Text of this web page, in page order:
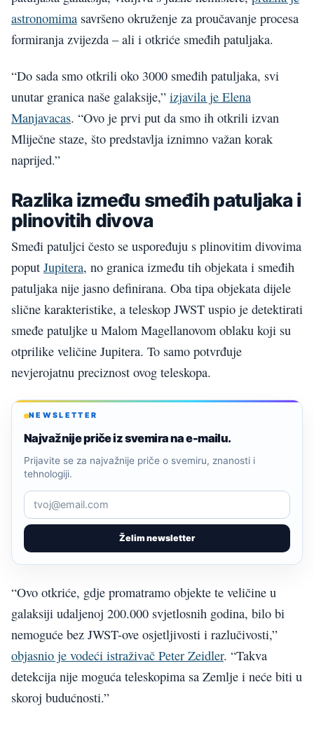
astronomima savršeno okruženje za proučavanje procesa
formiranja zvijezda – ali i otkriće smeđih patuljaka.
“Do sada smo otkrili oko 3000 smeđih patuljaka, svi
unutar granica naše galaksije,” izjavila je Elena
Manjavacas. “Ovo je prvi put da smo ih otkrili izvan
Mliječne staze, što predstavlja iznimno važan korak
naprijed.”
Razlika između smeđih patuljaka i
plinovitih divova
Smeđi patuljci često se uspoređuju s plinovitim divovima
poput Jupitera, no granica između tih objekata i smeđih
patuljaka nije jasno definirana. Oba tipa objekata dijele
slične karakteristike, a teleskop JWST uspio je detektirati
smeđe patuljke u Malom Magellanovom oblaku koji su
otprilike veličine Jupitera. To samo potvrđuje
nevjerojatnu preciznost ovog teleskopa.
NEWSLETTER
Najvažnije priče iz svemira na e-mailu.
Želim newsletter
Prijavite se za najvažnije priče o svemiru, znanosti i
tehnologiji.
“Ovo otkriće, gdje promatramo objekte te veličine u
galaksiji udaljenoj 200.000 svjetlosnih godina, bilo bi
nemoguće bez JWST-ove osjetljivosti i razlučivosti,”
objasnio je vodeći istraživač Peter Zeidler. “Takva
detekcija nije moguća teleskopima sa Zemlje i neće biti u
skoroj budućnosti.”